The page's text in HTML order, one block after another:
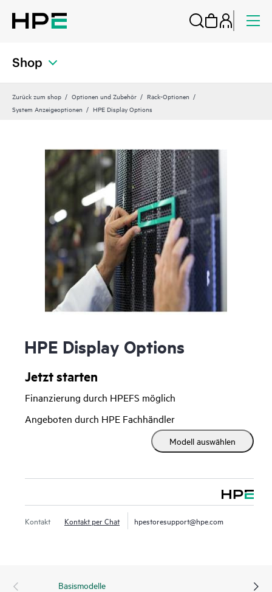
Shop
Zurück zum shop Optionen und Zubehör
Rack-Optionen
System Anzeigeoptionen
HPE Display Options
HPE Display Options
Jetzt starten
Finanzierung durch HPEFS möglich
Angeboten durch HPE Fachhändler
Modell auswählen
Kontakt Kontakt per Chat hpestoresupport@hpe.com
Basismodelle